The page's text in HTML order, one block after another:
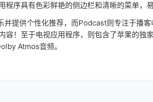
序具有色彩鲜艳的侧边栏和清晰的菜单，
供个性化推荐，而Podcast则专注于播客
容！至于电视应用程序，则包含了苹果的独
Atmos音频。